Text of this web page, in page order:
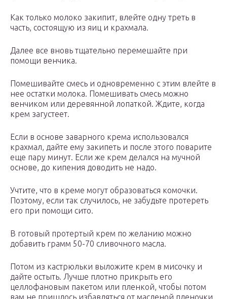
Как только молоко закипит, влейте одну треть в
часть, состоящую из яиц и крахмала.
Далее все вновь тщательно перемешайте при
помощи венчика.
Помешивайте смесь и одновременно с этим влейте в
нее остатки молока. Помешивать смесь можно
венчиком или деревянной лопаткой. Ждите, когда
крем загустеет.
Если в основе заварного крема использовался
крахмал, дайте ему закипеть и после этого поварите
еще пару минут. Если же крем делался на мучной
основе, до кипения доводить не надо.
Учтите, что в креме могут образоваться комочки.
Поэтому, если так случилось, не забудьте протереть
его при помощи сито.
В готовый протертый крем по желанию можно
добавить грамм 50-70 сливочного масла.
Потом из кастрюльки выложите крем в мисочку и
дайте остыть. Лучше плотно прикрыть его
целлофановым пакетом или пленкой, чтобы потом
вам не пришлось избавляться от масленой пленочки